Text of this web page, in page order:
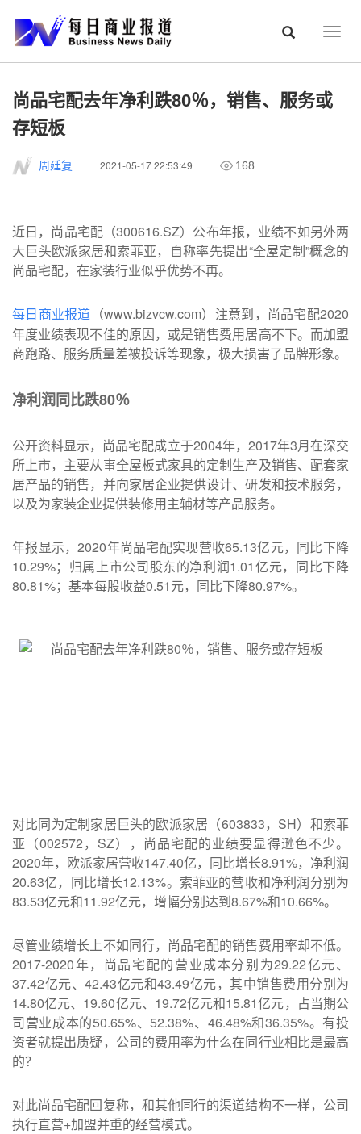
尚品宅配去年净利跌80％，销售、服务或
存短板
周廷复 2021-05-17 22:53:49 168
近日，尚品宅配（300616.SZ）公布年报，业绩不如另外两
大巨头欧派家居和索菲亚，自称率先提出“全屋定制”概念的
尚品宅配，在家装行业似乎优势不再。
每日商业报道
（www.bizvcw.com）注意到，尚品宅配2020
年度业绩表现不佳的原因，或是销售费用居高不下。而加盟
商跑路、服务质量差被投诉等现象，极大损害了品牌形象。
净利润同比跌80％
公开资料显示，尚品宅配成立于2004年，2017年3月在深交
所上市，主要从事全屋板式家具的定制生产及销售、配套家
居产品的销售，并向家居企业提供设计、研发和技术服务，
以及为家装企业提供装修用主辅材等产品服务。
年报显示，2020年尚品宅配实现营收65.13亿元，同比下降
10.29%；归属上市公司股东的净利润1.01亿元，同比下降
80.81%；基本每股收益0.51元，同比下降80.97%。
对比同为定制家居巨头的欧派家居（603833，SH）和索菲
亚（002572，SZ），尚品宅配的业绩要显得逊色不少。
2020年，欧派家居营收147.40亿，同比增长8.91%，净利润
20.63亿，同比增长12.13%。索菲亚的营收和净利润分别为
83.53亿元和11.92亿元，增幅分别达到8.67%和10.66%。
尽管业绩增长上不如同行，尚品宅配的销售费用率却不低。
2017-2020年，尚品宅配的营业成本分别为29.22亿元、
37.42亿元、42.43亿元和43.49亿元，其中销售费用分别为
14.80亿元、19.60亿元、19.72亿元和15.81亿元，占当期公
司营业成本的50.65%、52.38%、46.48%和36.35%。有投
资者就提出质疑，公司的费用率为什么在同行业相比是最高
的？
对此尚品宅配回复称，和其他同行的渠道结构不一样，公司
执行直营+加盟并重的经营模式。